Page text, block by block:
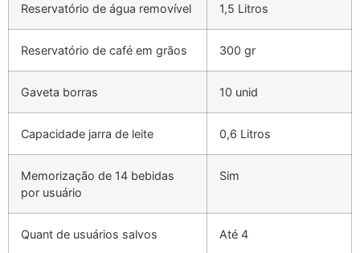
Reservatório de água removível 1,5 Litros
Reservatório de café em grãos 300 gr
Gaveta borras 10 unid
Capacidade jarra de leite 0,6 Litros
Memorização de 14 bebidas
por usuário
Sim
Quant de usuários salvos Até 4